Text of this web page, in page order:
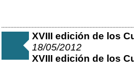
XVIII edición de los
18/05/2012
XVIII edición de los